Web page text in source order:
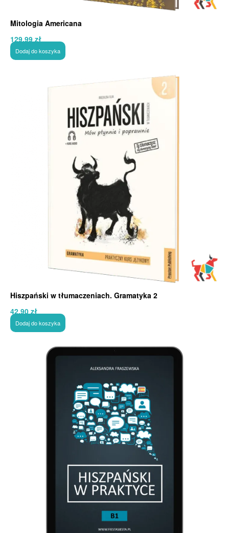
Mitologia Americana
129,99 zł
Dodaj do koszyka
Hiszpański w tłumaczeniach. Gramatyka 2
42,90 zł
Dodaj do koszyka